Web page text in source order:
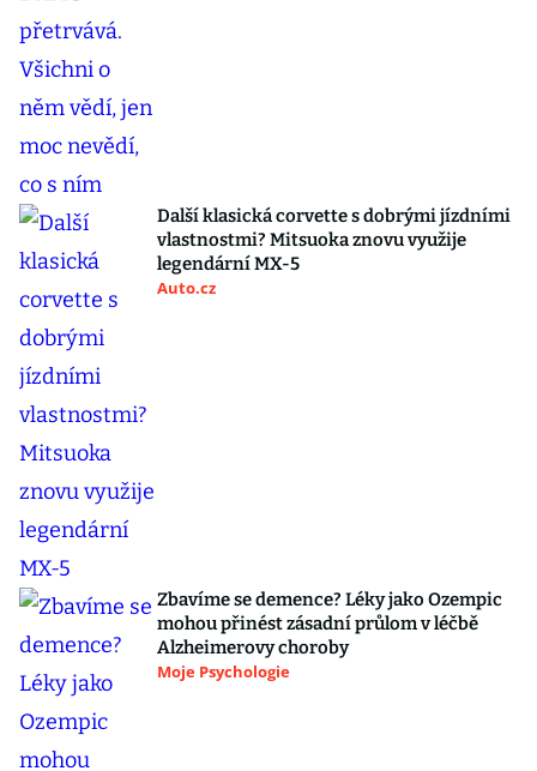
Další klasická corvette s dobrými jízdními
vlastnostmi? Mitsuoka znovu využije
legendární MX-5
Auto.cz
Zbavíme se demence? Léky jako Ozempic
mohou přinést zásadní průlom v léčbě
Alzheimerovy choroby
Moje Psychologie